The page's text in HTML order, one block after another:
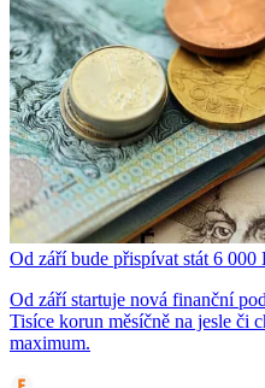
Od září bude přispívat stát 6
Od září startuje nová finanční
Tisíce korun měsíčně na jesle či
maximum.